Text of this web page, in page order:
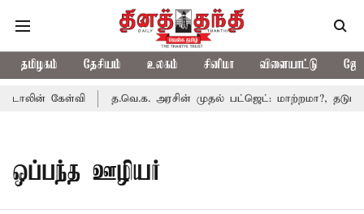
தமிழகம் தேசியம் உலகம் சினிமா விளையாட்டு
கேள்வி த.வெ.க. அரசின் முதல் பட்ஜெட்: மாற்றமா?,
ஒப்பந்த ஊழியர்